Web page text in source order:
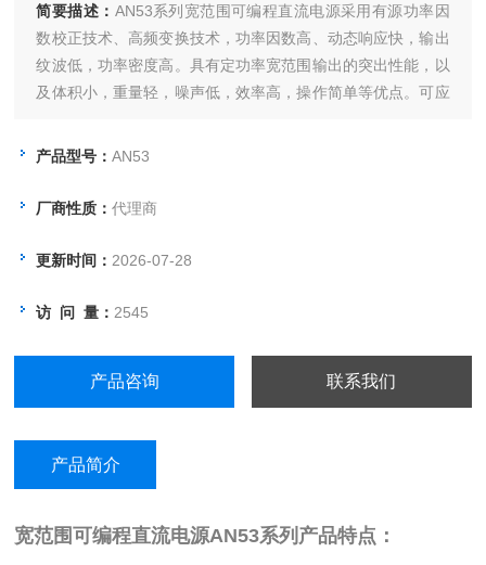
简要描述： AN53系列宽范围可编程直流电源采用有源功率因
数校正技术、高频变换技术，功率因数高、动态响应快，输出
纹波低，功率密度高。具有定功率宽范围输出的突出性能，以
及体积小，重量轻，噪声低，效率高，操作简单等优点。可应
开关、汽车电子、DCDC模块、飞机及机设备、雷达、导航等
室、研究所等领域。
产品型号：AN53
厂商性质：代理商
更新时间： 2026-07-28
访 问 量： 2545
产品咨询 联系我们
产品简介
宽范围可编程直流电源AN53系列产品特点：